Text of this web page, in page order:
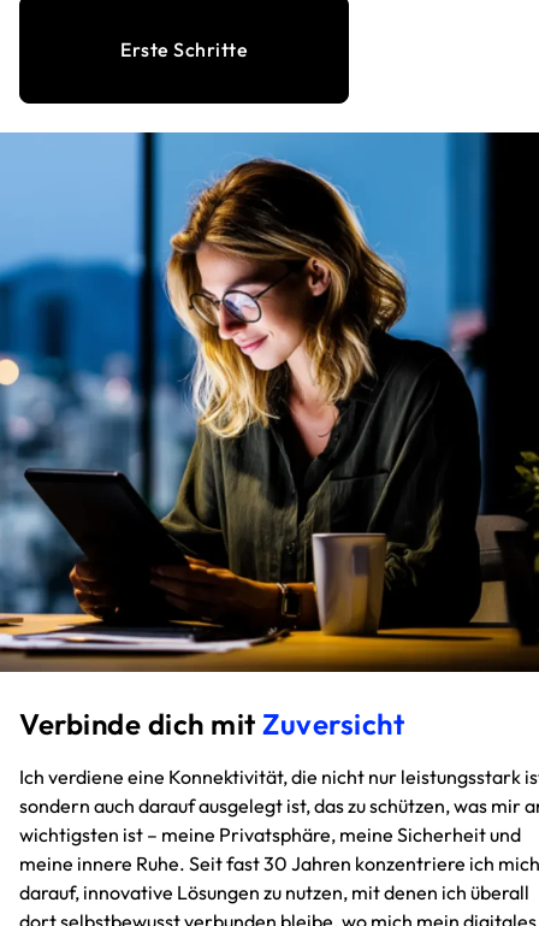
Erste Schritte
Verbinde dich mit Zuversicht
Ich verdiene eine Konnektivität, die nicht nur leistungsstark
sondern auch darauf ausgelegt ist, das zu schützen, was mir
wichtigsten ist – meine Privatsphäre, meine Sicherheit und
meine innere Ruhe. Seit fast 30 Jahren konzentriere ich mich
darauf, innovative Lösungen zu nutzen, mit denen ich überall